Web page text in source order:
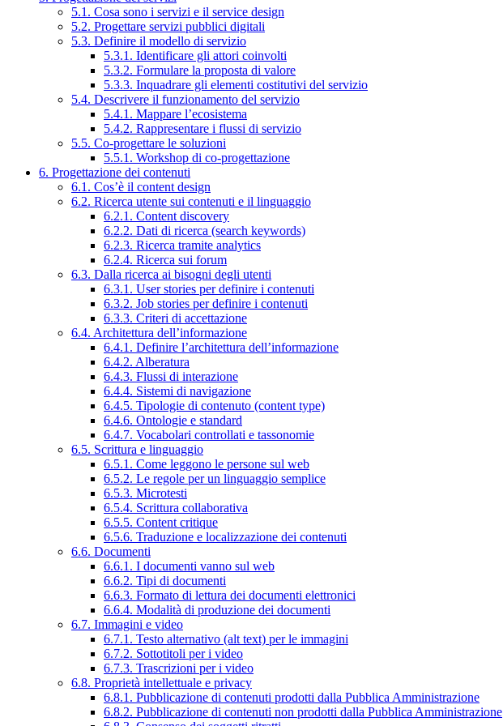
5.1. Cosa sono i servizi e il service design
5.2. Progettare servizi pubblici digitali
5.3. Definire il modello di servizio
5.3.1. Identificare gli attori coinvolti
5.3.2. Formulare la proposta di valore
5.3.3. Inquadrare gli elementi costitutivi del servizio
5.4. Descrivere il funzionamento del servizio
5.4.1. Mappare l’ecosistema
5.4.2. Rappresentare i flussi di servizio
5.5. Co-progettare le soluzioni
5.5.1. Workshop di co-progettazione
6. Progettazione dei contenuti
6.1. Cos’è il content design
6.2. Ricerca utente sui contenuti e il linguaggio
6.2.1. Content discovery
6.2.2. Dati di ricerca (search keywords)
6.2.3. Ricerca tramite analytics
6.2.4. Ricerca sui forum
6.3. Dalla ricerca ai bisogni degli utenti
6.3.1. User stories per definire i contenuti
6.3.2. Job stories per definire i contenuti
6.3.3. Criteri di accettazione
6.4. Architettura dell’informazione
6.4.1. Definire l’architettura dell’informazione
6.4.2. Alberatura
6.4.3. Flussi di interazione
6.4.4. Sistemi di navigazione
6.4.5. Tipologie di contenuto (content type)
6.4.6. Ontologie e standard
6.4.7. Vocabolari controllati e tassonomie
6.5. Scrittura e linguaggio
6.5.1. Come leggono le persone sul web
6.5.2. Le regole per un linguaggio semplice
6.5.3. Microtesti
6.5.4. Scrittura collaborativa
6.5.5. Content critique
6.5.6. Traduzione e localizzazione dei contenuti
6.6. Documenti
6.6.1. I documenti vanno sul web
6.6.2. Tipi di documenti
6.6.3. Formato di lettura dei documenti elettronici
6.6.4. Modalità di produzione dei documenti
6.7. Immagini e video
6.7.1. Testo alternativo (alt text) per le immagini
6.7.2. Sottotitoli per i video
6.7.3. Trascrizioni per i video
6.8. Proprietà intellettuale e privacy
6.8.1. Pubblicazione di contenuti prodotti dalla Pubblica Amministrazione
6.8.2. Pubblicazione di contenuti non prodotti dalla Pubblica Amministrazione